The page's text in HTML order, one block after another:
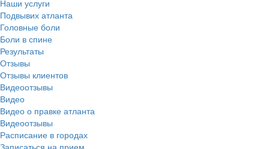
Наши услуги
Подвывих атланта
Головные боли
Боли в спине
Результаты
Отзывы
Отзывы клиентов
Видеоотзывы
Видео
Видео о правке атланта
Видеоотзывы
Расписание в городах